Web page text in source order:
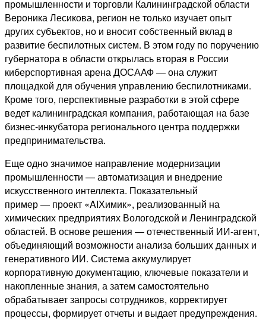
промышленности и торговли Калининградской области
Вероника Лесикова, регион не только изучает опыт
других субъектов, но и вносит собственный вклад в
развитие беспилотных систем. В этом году по поручению
губернатора в области открылась вторая в России
киберспортивная арена ДОСААФ — она служит
площадкой для обучения управлению беспилотниками.
Кроме того, перспективные разработки в этой сфере
ведет калининградская компания, работающая на базе
бизнес‑инкубатора регионального центра поддержки
предпринимательства.
Еще одно значимое направление модернизации
промышленности — автоматизация и внедрение
искусственного интеллекта. Показательный
пример — проект «AIХимик», реализованный на
химических предприятиях Вологодской и Ленинградской
областей. В основе решения — отечественный ИИ‑агент,
объединяющий возможности анализа больших данных и
генеративного ИИ. Система аккумулирует
корпоративную документацию, ключевые показатели и
накопленные знания, а затем самостоятельно
обрабатывает запросы сотрудников, корректирует
процессы, формирует отчеты и выдает предупреждения.